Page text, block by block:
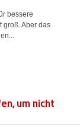
bessere
groß. Aber das
um nicht